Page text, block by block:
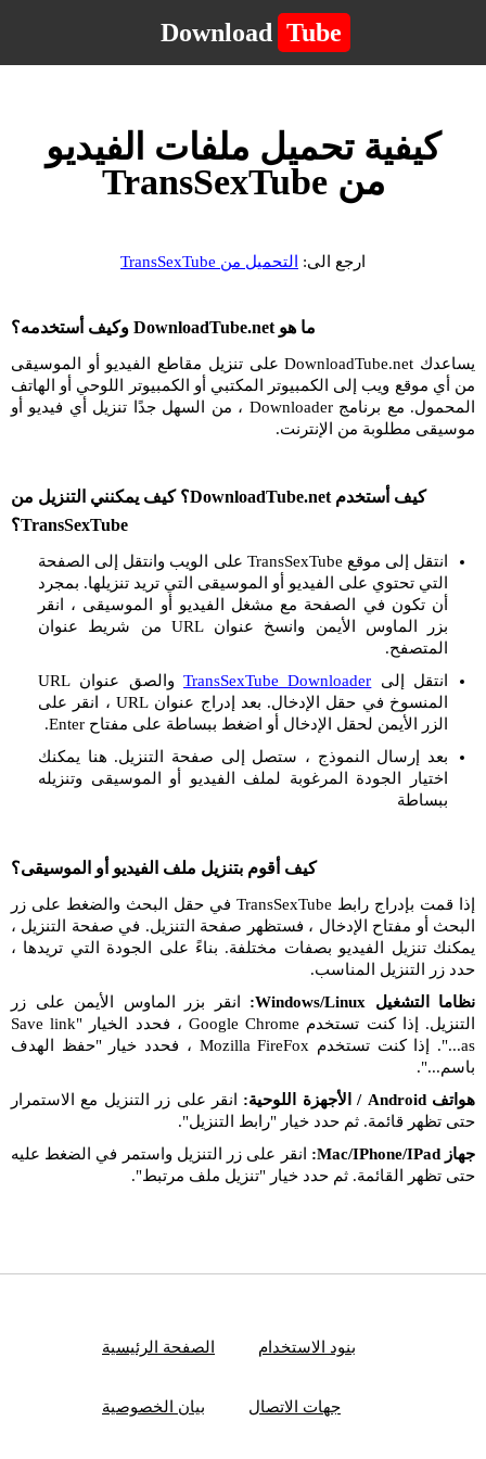
Download Tube
كيفية تحميل ملفات الفيديو
من TransSexTube
ارجع الى: التحميل من TransSexTube
ما هو DownloadTube.net وكيف أستخدمه؟
يساعدك DownloadTube.net على تنزيل مقاطع الفيديو أو الموسيقى
من أي موقع ويب إلى الكمبيوتر المكتبي أو الكمبيوتر اللوحي أو الهاتف
المحمول. مع برنامج Downloader ، من السهل جدًا تنزيل أي فيديو أو
موسيقى مطلوبة من الإنترنت.
كيف أستخدم DownloadTube.net؟ كيف يمكنني التنزيل من
TransSexTube؟
انتقل إلى موقع TransSexTube على الويب وانتقل إلى الصفحة
التي تحتوي على الفيديو أو الموسيقى التي تريد تنزيلها. بمجرد
أن تكون في الصفحة مع مشغل الفيديو أو الموسيقى ، انقر
بزر الماوس الأيمن وانسخ عنوان URL من شريط عنوان
المتصفح.
انتقل إلى TransSexTube Downloader
والصق عنوان URL
المنسوخ في حقل الإدخال. بعد إدراج عنوان URL ، انقر على
الزر الأيمن لحقل الإدخال أو اضغط ببساطة على مفتاح Enter.
بعد إرسال النموذج ، ستصل إلى صفحة التنزيل. هنا يمكنك
اختيار الجودة المرغوبة لملف الفيديو أو الموسيقى وتنزيله
ببساطة
كيف أقوم بتنزيل ملف الفيديو أو الموسيقى؟
إذا قمت بإدراج رابط TransSexTube في حقل البحث والضغط على زر
البحث أو مفتاح الإدخال ، فستظهر صفحة التنزيل. في صفحة التنزيل ،
يمكنك تنزيل الفيديو بصفات مختلفة. بناءً على الجودة التي تريدها ،
حدد زر التنزيل المناسب.
نظاما التشغيل Windows/Linux:
انقر بزر الماوس الأيمن على زر
التنزيل. إذا كنت تستخدم Google Chrome ، فحدد الخيار "Save link
as...". إذا كنت تستخدم Mozilla FireFox ، فحدد خيار "حفظ الهدف
باسم...".
هواتف Android / الأجهزة اللوحية:
انقر على زر التنزيل مع الاستمرار
حتى تظهر قائمة. ثم حدد خيار "رابط التنزيل".
جهاز Mac/IPhone/IPad:
انقر على زر التنزيل واستمر في الضغط عليه
حتى تظهر القائمة. ثم حدد خيار "تنزيل ملف مرتبط".
الصفحة الرئيسية بنود الاستخدام
بيان الخصوصية جهات الاتصال